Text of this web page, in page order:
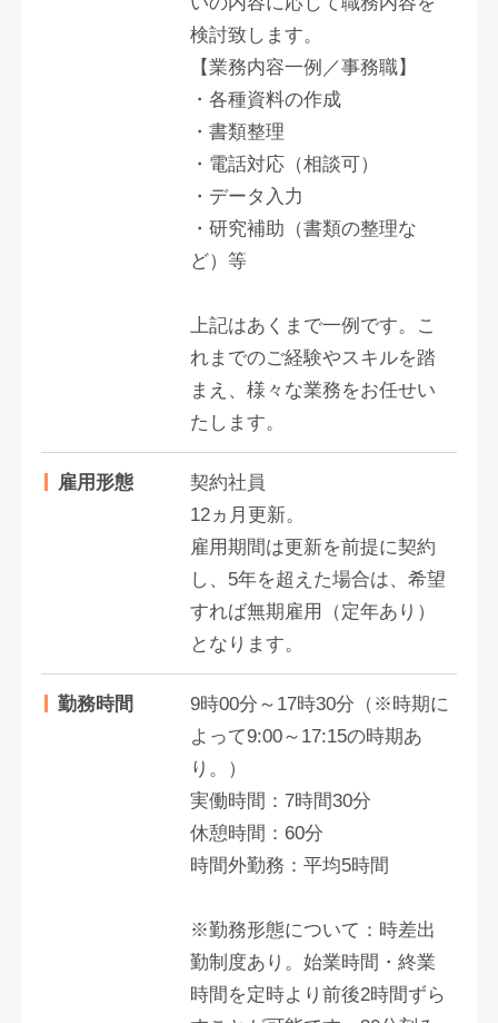
検討致します。
【業務内容一例／事務職】
・各種資料の作成
・書類整理
・電話対応（相談可）
・データ入力
・研究補助（書類の整理な
ど）等
上記はあくまで一例です。こ
れまでのご経験やスキルを踏
まえ、様々な業務をお任せい
たします。
雇用形態
契約社員
12ヵ月更新。
雇用期間は更新を前提に契約
し、5年を超えた場合は、希望
すれば無期雇用（定年あり）
となります。
勤務時間
9時00分～17時30分（※時期に
よって9:00～17:15の時期あ
り。）
実働時間：7時間30分
休憩時間：60分
時間外勤務：平均5時間
※勤務形態について：時差出
勤制度あり。始業時間・終業
時間を定時より前後2時間ずら